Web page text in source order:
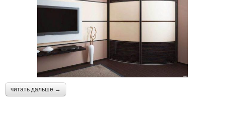
читать дальше →